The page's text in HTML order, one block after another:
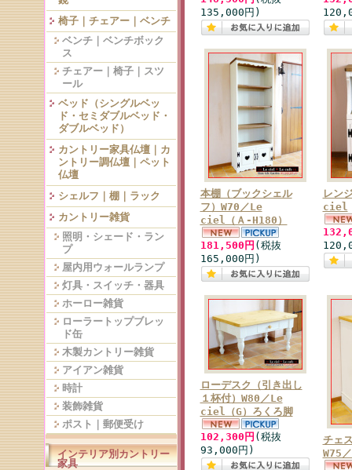
椅子｜チェアー｜ベンチ
ベンチ｜ベンチボック
ス
チェアー｜椅子｜スツ
ール
ベッド（シングルベッ
ド・セミダブルベッド・
ダブルベッド）
カントリー家具仏壇｜カ
ントリー調仏壇｜ペット
仏壇
シェルフ｜棚｜ラック
カントリー雑貨
照明・シェード・ラン
プ
屋内用ウォールランプ
灯具・スイッチ・器具
ホーロー雑貨
ローラートップブレッ
ド缶
木製カントリー雑貨
アイアン雑貨
時計
装飾雑貨
ポスト｜郵便受け
インテリア別カントリー
家具
135,000円)
本棚（ブックシェル
フ）W70／Le
ciel（Ａ-H180）
181,500円 (税抜
165,000円)
レン
ciel
ローデスク（引き出し
１杯付）W80／Le
ciel（G）ろくろ脚
102,300円 (税抜
93,000円)
チェ
W75